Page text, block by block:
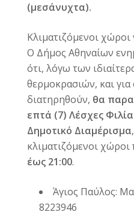
(μεσάνυχτα).
Κλιματιζόμενοι χώροι
Ο Δήμος Αθηναίων
ότι, λόγω των
θερμοκρασιών, και
διατηρηθούν, θα
επτά (7) Λέσχες
Δημοτικό Διαμέρισμα
κλιματιζόμενοι χώροι
έως 21:00.
Άγιος Παύλος:
8223946